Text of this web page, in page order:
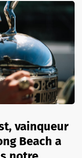
vainqueur
Beach a